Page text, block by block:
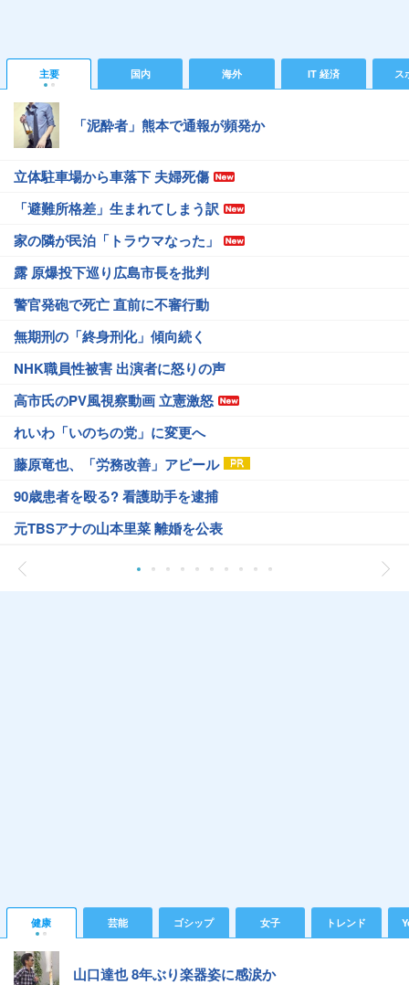
主要 国内 海外 IT 経済 ス
「泥酔者」熊本で通報が頻発か
立体駐車場から車落下 夫婦死傷
「避難所格差」生まれてしまう訳
家の隣が民泊「トラウマなった」
露 原爆投下巡り広島市長を批判
警官発砲で死亡 直前に不審行動
無期刑の「終身刑化」傾向続く
NHK職員性被害 出演者に怒りの声
高市氏のPV風視察動画 立憲激怒
れいわ「いのちの党」に変更へ
藤原竜也、「労務改善」アピール
90歳患者を殴る? 看護助手を逮捕
元TBSアナの山本里菜 離婚を公表
健康 芸能 ゴシップ 女子 トレンド
山口達也 8年ぶり楽器姿に感涙か